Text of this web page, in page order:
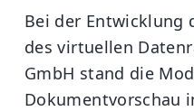
Bei der Entwicklung
des virtuellen
GmbH stand die
Dokumentvorschau